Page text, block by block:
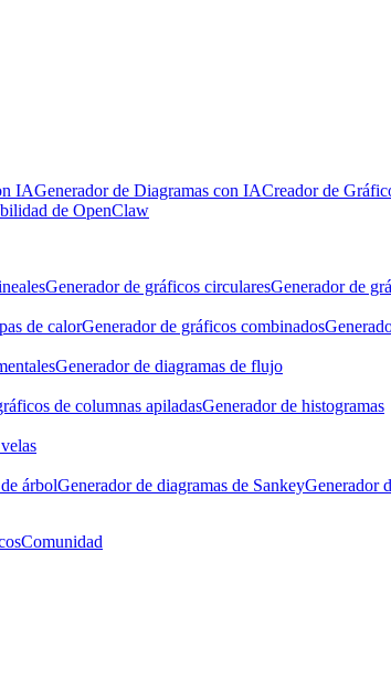
IAGenerador de Diagramas con IACreador de
de OpenClaw
Generador de gráficos circularesGenerador de
de calorGenerador de gráficos combinados
Generador de diagramas de flujo
de columnas apiladasGenerador de histogramas
árbolGenerador de diagramas de SankeyGenerador
Comunidad